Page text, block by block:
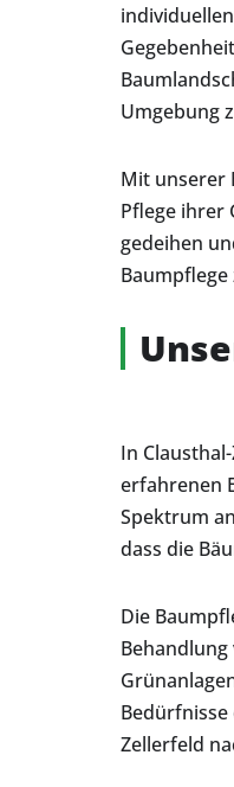
Umgebung
Mit unserer
Pflege ihrer
gedeihen
In
erfahrenen
Spektrum
dass die
Die
Zellerfeld